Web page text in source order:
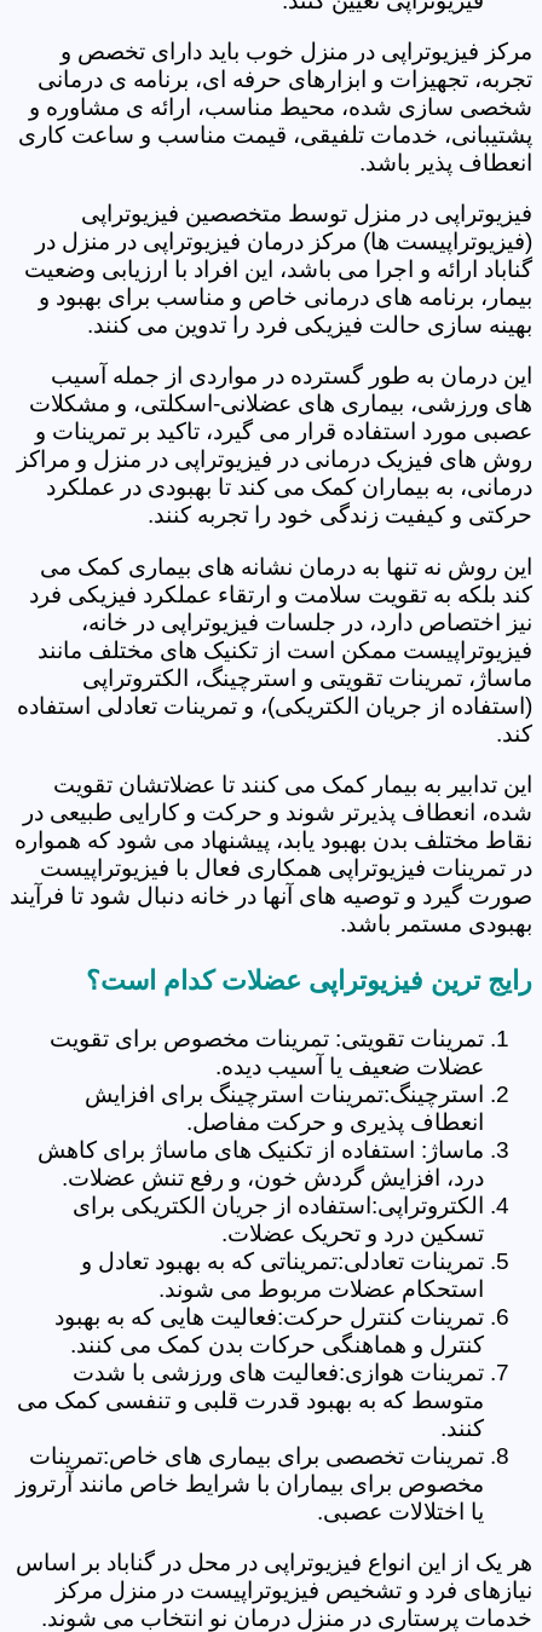
مرکز فیزیوتراپی در منزل خوب باید دارای تخصص و
تجربه، تجهیزات و ابزارهای حرفه ای، برنامه ی درمانی
شخصی سازی شده، محیط مناسب، ارائه ی مشاوره و
پشتیبانی، خدمات تلفیقی، قیمت مناسب و ساعت کاری
انعطاف پذیر باشد.
فیزیوتراپی در منزل توسط متخصصین فیزیوتراپی
(فیزیوتراپیست ها) مرکز درمان فیزیوتراپی در منزل در
گناباد ارائه و اجرا می باشد، این افراد با ارزیابی وضعیت
بیمار، برنامه های درمانی خاص و مناسب برای بهبود و
بهینه سازی حالت فیزیکی فرد را تدوین می کنند.
این درمان به طور گسترده در مواردی از جمله آسیب
های ورزشی، بیماری های عضلانی-اسکلتی، و مشکلات
عصبی مورد استفاده قرار می گیرد، تاکید بر تمرینات و
روش های فیزیک درمانی در فیزیوتراپی در منزل و مراکز
درمانی، به بیماران کمک می کند تا بهبودی در عملکرد
حرکتی و کیفیت زندگی خود را تجربه کنند.
این روش نه تنها به درمان نشانه های بیماری کمک می
کند بلکه به تقویت سلامت و ارتقاء عملکرد فیزیکی فرد
نیز اختصاص دارد، در جلسات فیزیوتراپی در خانه،
فیزیوتراپیست ممکن است از تکنیک های مختلف مانند
ماساژ، تمرینات تقویتی و استرچینگ، الکتروتراپی
(استفاده از جریان الکتریکی)، و تمرینات تعادلی استفاده
کند.
این تدابیر به بیمار کمک می کنند تا عضلاتشان تقویت
شده، انعطاف پذیرتر شوند و حرکت و کارایی طبیعی در
نقاط مختلف بدن بهبود یابد، پیشنهاد می شود که همواره
در تمرینات فیزیوتراپی همکاری فعال با فیزیوتراپیست
صورت گیرد و توصیه های آنها در خانه دنبال شود تا فرآیند
بهبودی مستمر باشد.
رایج ترین فیزیوتراپی عضلات کدام است؟
تمرینات تقویتی: تمرینات مخصوص برای تقویت
عضلات ضعیف یا آسیب دیده.
استرچینگ:تمرینات استرچینگ برای افزایش
انعطاف پذیری و حرکت مفاصل.
ماساژ: استفاده از تکنیک های ماساژ برای کاهش
درد، افزایش گردش خون، و رفع تنش عضلات.
الکتروتراپی:استفاده از جریان الکتریکی برای
تسکین درد و تحریک عضلات.
تمرینات تعادلی:تمریناتی که به بهبود تعادل و
استحکام عضلات مربوط می شوند.
تمرینات کنترل حرکت:فعالیت هایی که به بهبود
کنترل و هماهنگی حرکات بدن کمک می کنند.
تمرینات هوازی:فعالیت های ورزشی با شدت
متوسط که به بهبود قدرت قلبی و تنفسی کمک می
کنند.
تمرینات تخصصی برای بیماری های خاص:تمرینات
مخصوص برای بیماران با شرایط خاص مانند آرتروز
یا اختلالات عصبی.
هر یک از این انواع فیزیوتراپی در محل در گناباد بر اساس
نیازهای فرد و تشخیص فیزیوتراپیست در منزل مرکز
خدمات پرستاری در منزل درمان نو انتخاب می شوند.